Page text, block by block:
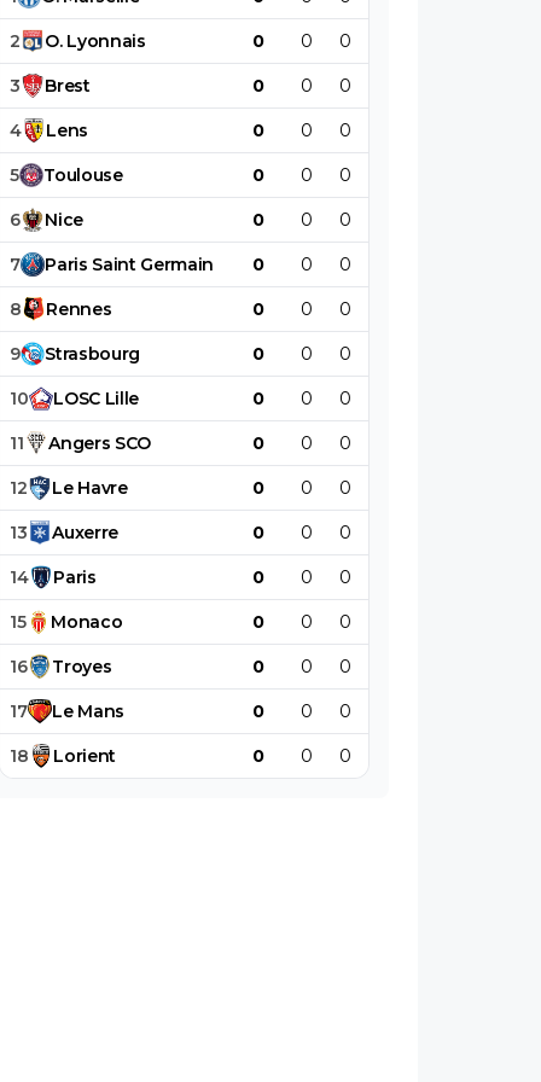
2 O. Lyonnais 0 0 0
3 Brest 0 0 0
4 Lens 0 0 0
5 Toulouse 0 0 0
6 Nice 0 0 0
7 Paris Saint Germain 0 0 0
8 Rennes 0 0 0
9 Strasbourg 0 0 0
10 LOSC Lille 0 0 0
11 Angers SCO 0 0 0
12 Le Havre 0 0 0
13 Auxerre 0 0 0
14 Paris 0 0 0
15 Monaco 0 0 0
16 Troyes 0 0 0
17 Le Mans 0 0 0
18 Lorient 0 0 0